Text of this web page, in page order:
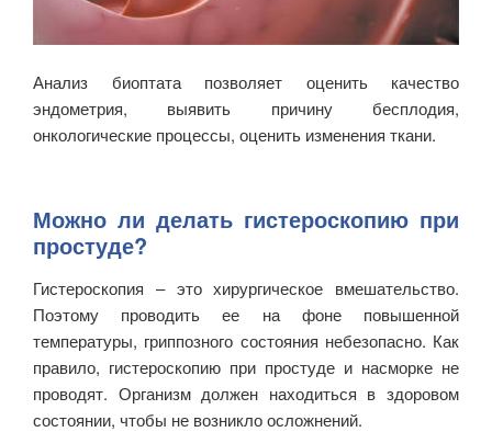
Анализ биоптата позволяет оценить качество
эндометрия, выявить причину бесплодия,
онкологические процессы, оценить изменения ткани.
Можно ли делать гистероскопию при
простуде?
Гистероскопия – это хирургическое вмешательство.
Поэтому проводить ее на фоне повышенной
температуры, гриппозного состояния небезопасно. Как
правило, гистероскопию при простуде и насморке не
проводят. Организм должен находиться в здоровом
состоянии, чтобы не возникло осложнений.